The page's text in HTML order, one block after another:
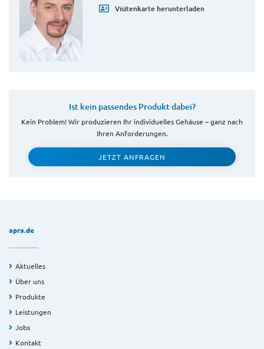
Visitenkarte herunterladen
Ist kein passendes Produkt dabei?
Kein Problem! Wir produzieren Ihr individuelles Gehäuse – ganz nach
Ihren Anforderungen.
JETZT ANFRAGEN
apra.de
Aktuelles
Über uns
Produkte
Leistungen
Jobs
Kontakt